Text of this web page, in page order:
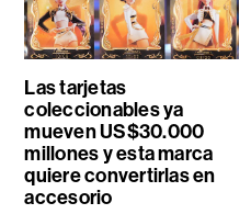
Las tarjetas
coleccionables ya
mueven US$30.000
millones y esta marca
quiere convertirlas en
accesorio